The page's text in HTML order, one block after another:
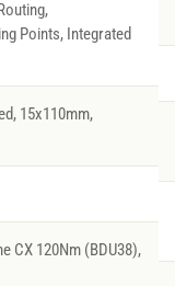
Points, Integrated
15x110mm,
CX 120Nm (BDU38),